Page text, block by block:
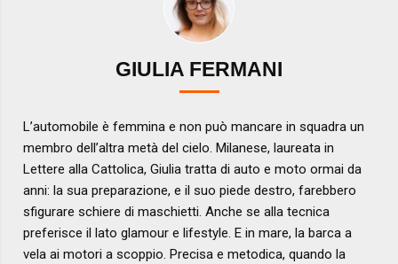
GIULIA FERMANI
L’automobile è femmina e non può mancare in squadra un
membro dell’altra metà del cielo. Milanese, laureata in
Lettere alla Cattolica, Giulia tratta di auto e moto ormai da
anni: la sua preparazione, e il suo piede destro, farebbero
sfigurare schiere di maschietti. Anche se alla tecnica
preferisce il lato glamour e lifestyle. E in mare, la barca a
vela ai motori a scoppio. Precisa e metodica, quando la